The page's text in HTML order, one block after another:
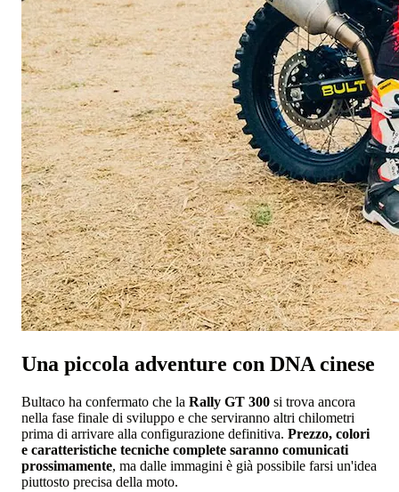
Una piccola adventure con DNA cinese
Bultaco ha confermato che la Rally GT 300 si trova ancora
nella fase finale di sviluppo e che serviranno altri chilometri
prima di arrivare alla configurazione definitiva. Prezzo, colori
e caratteristiche tecniche complete saranno comunicati
prossimamente, ma dalle immagini è già possibile farsi un'idea
piuttosto precisa della moto.